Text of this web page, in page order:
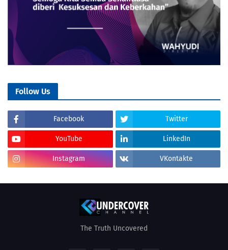
Follow Us
Facebook Twitter
YouTube LinkedIn
Instagram VKontakte
The Truth Uncovered